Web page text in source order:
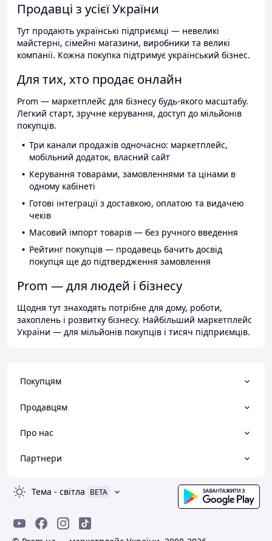
Продавці з усієї України
Тут продають українські підприємці — невеликі
майстерні, сімейні магазини, виробники та великі
компанії. Кожна покупка підтримує український бізнес.
Для тих, хто продає онлайн
Prom — маркетплейс для бізнесу будь-якого масштабу.
Легкий старт, зручне керування, доступ до мільйонів
покупців.
Три канали продажів одночасно: маркетплейс,
мобільний додаток, власний сайт
Керування товарами, замовленнями та цінами в
одному кабінеті
Готові інтеграції з доставкою, оплатою та видачею
чеків
Масовий імпорт товарів — без ручного введення
Рейтинг покупців — продавець бачить досвід
покупця ще до підтвердження замовлення
Prom — для людей і бізнесу
Щодня тут знаходять потрібне для дому, роботи,
захоплень і розвитку бізнесу. Найбільший маркетплейс
України — для мільйонів покупців і тисяч підприємців.
Покупцям
Продавцям
Про нас
Партнери
Тема - світла BETA